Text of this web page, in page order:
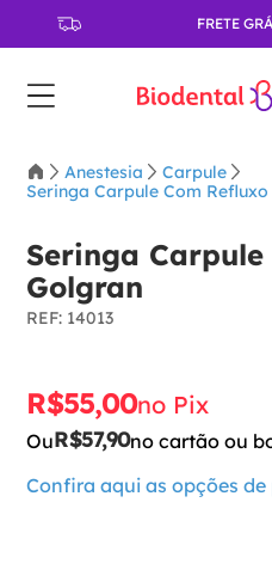
FRETE
Anestesia
Carpule
Seringa Carpule Com
Seringa
Golgran
: 14013
R$55,00no Pix
OuR$57,90no cartão ou
Confira aqui as opções